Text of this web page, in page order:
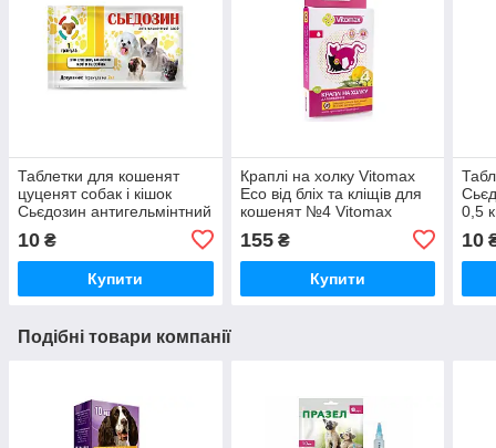
Таблетки для кошенят
цуценят собак і кішок
Сьєдозин антигельмінтний
препарат 1 таблетка на 2
кг №1 Круг
10 ₴
Купити
Краплі на холку Vitomax
Eco від бліх та кліщів для
кошенят №4 Vitomax
155₴
Купити
0,5
10
Подібні товари компанії